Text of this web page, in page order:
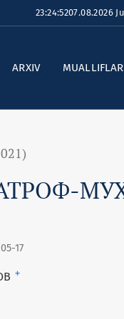
23:24:5207.08.2026
ARXIV
17
+